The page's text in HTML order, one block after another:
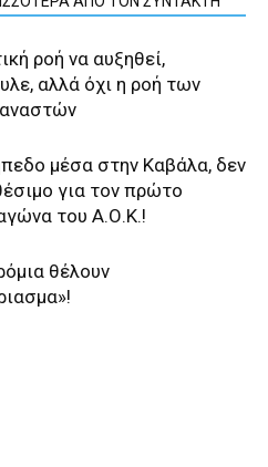
ροή να αυξηθεί,
αλλά όχι η ροή των
μέσα στην Καβάλα, δεν
για τον πρώτο
του Α.Ο.Κ.!
θέλουν